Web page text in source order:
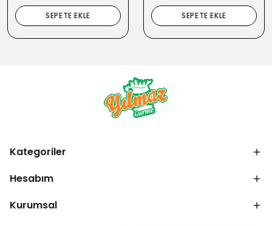
SEPETE EKLE SEPETE EKLE
Kategoriler
Hesabım
Kurumsal